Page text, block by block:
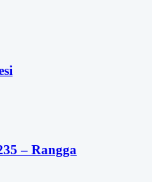
– Rangga